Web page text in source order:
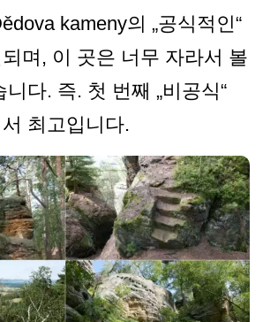
kameny의 „공식적인“
며, 이 곳은 너무 자라서 볼
다. 즉. 첫 번째 „비공식“
최고입니다.